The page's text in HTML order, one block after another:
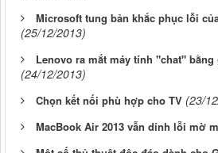
Microsoft tung bản khắc phục lỗi
(25/12/2013)
Lenovo ra mắt máy tính "chat"
(24/12/2013)
Chọn kết nối phù hợp cho TV (23/
MacBook Air 2013 vẫn dính lỗi mờ